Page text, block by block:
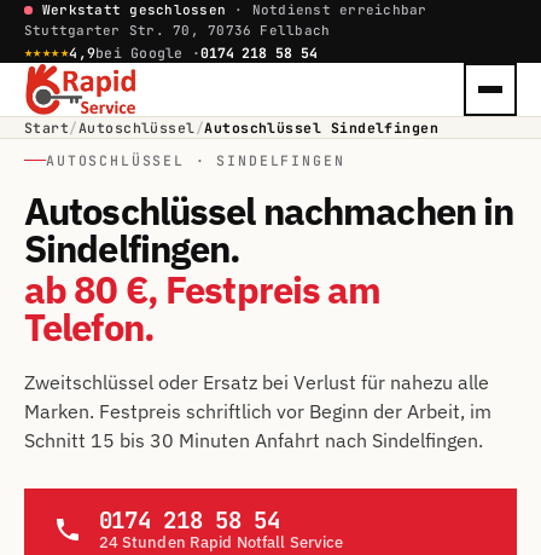
Werkstatt geschlossen · Notdienst erreichbar
Stuttgarter Str. 70, 70736 Fellbach
★★★★★4,9bei Google ·0174 218 58 54
Start/Autoschlüssel/Autoschlüssel Sindelfingen
AUTOSCHLÜSSEL · SINDELFINGEN
Autoschlüssel nachmachen in
Sindelfingen.
ab 80 €, Festpreis am
Telefon.
Zweitschlüssel oder Ersatz bei Verlust für nahezu alle
Marken. Festpreis schriftlich vor Beginn der Arbeit, im
Schnitt 15 bis 30 Minuten Anfahrt nach Sindelfingen.
0174 218 58 54
24 Stunden Rapid Notfall Service